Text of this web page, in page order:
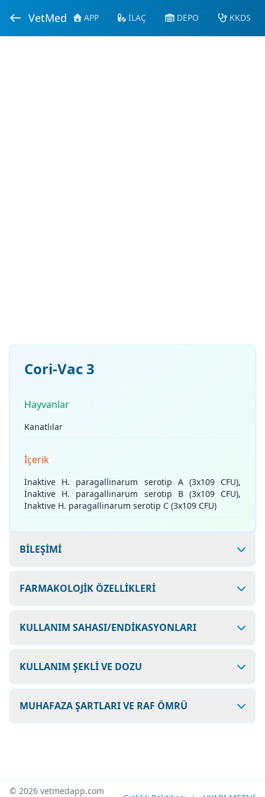
VetMed APP İLAÇ DEPO KKDS
Cori-Vac 3
Hayvanlar
Kanatlılar
İçerik
İnaktive H. paragallinarum serotip A (3x109 CFU),
İnaktive H. paragallinarum serotip B (3x109 CFU),
İnaktive H. paragallinarum serotip C (3x109 CFU)
BİLEŞİMİ
FARMAKOLOJİK ÖZELLİKLERİ
KULLANIM SAHASI/ENDİKASYONLARI
KULLANIM ŞEKLİ VE DOZU
MUHAFAZA ŞARTLARI VE RAF ÖMRÜ
© 2026 vetmedapp.com